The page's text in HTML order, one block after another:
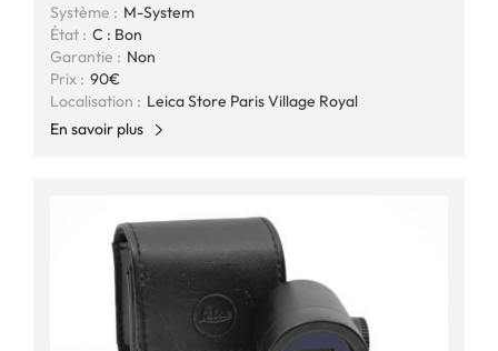
Système : M-System
État : C : Bon
Garantie : Non
Prix : 90€
Localisation : Leica Store Paris Village Royal
En savoir plus